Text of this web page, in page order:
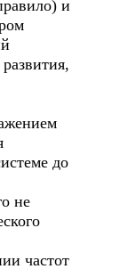
и
до
не
частот